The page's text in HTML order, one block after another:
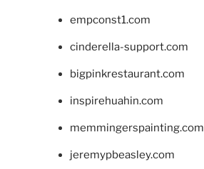
empconst1.com
cinderella-support.com
bigpinkrestaurant.com
inspirehuahin.com
memmingerspainting.com
jeremypbeasley.com